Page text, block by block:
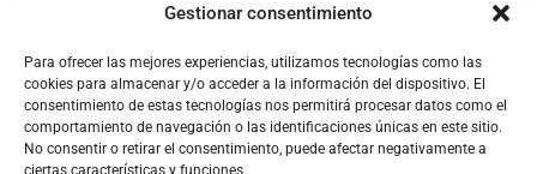
Gestionar consentimiento
Para ofrecer las mejores experiencias, utilizamos tecnologías como las
cookies para almacenar y/o acceder a la información del dispositivo. El
consentimiento de estas tecnologías nos permitirá procesar datos como el
comportamiento de navegación o las identificaciones únicas en este sitio.
No consentir o retirar el consentimiento, puede afectar negativamente a
ciertas características y funciones.
LA FALANGE
Reproductor
de
vídeo